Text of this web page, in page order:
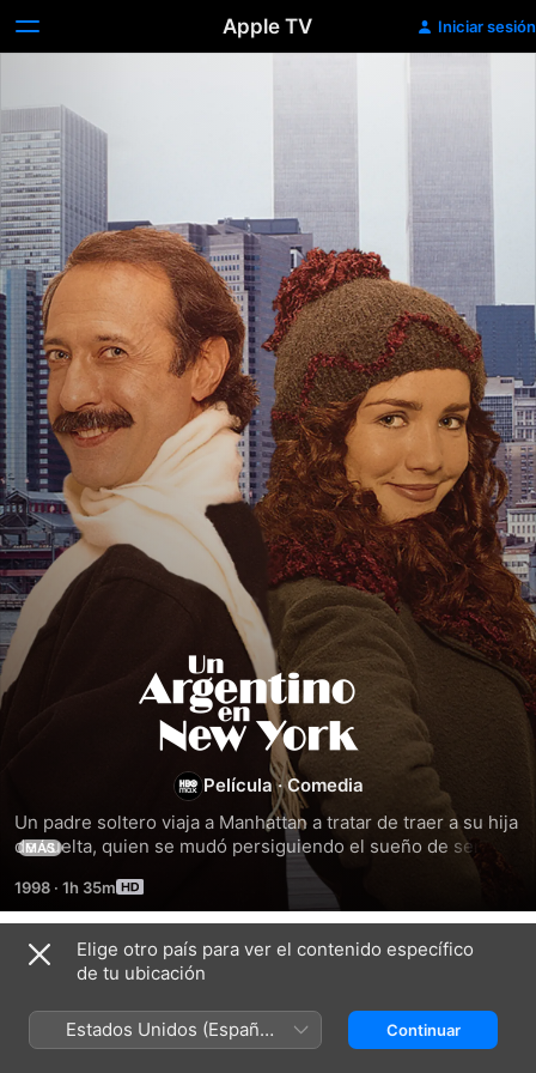
Apple TV Iniciar sesión
Un
Argentino
en
New
York
Película ·Comedia
Un padre soltero viaja a Manhattan a tratar de traer a su hija
de vuelta, quien se mudó persiguiendo el sueño de ser
MÁS
1998 · 1h 35m
Títulos relacionados
jardín
de
Elige otro país para ver el contenido específico
de tu ubicación
Estados Unidos (Español
México)
Continuar